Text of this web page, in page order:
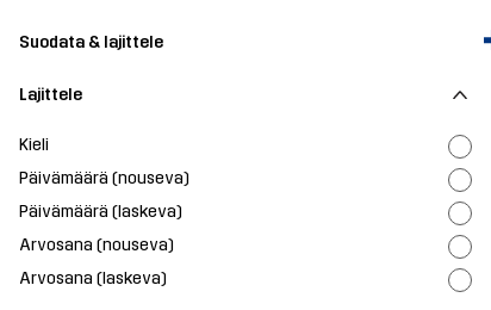
Suodata & lajittele
Lajittele
Kieli
Päivämäärä (nouseva)
Päivämäärä (laskeva)
Arvosana (nouseva)
Arvosana (laskeva)